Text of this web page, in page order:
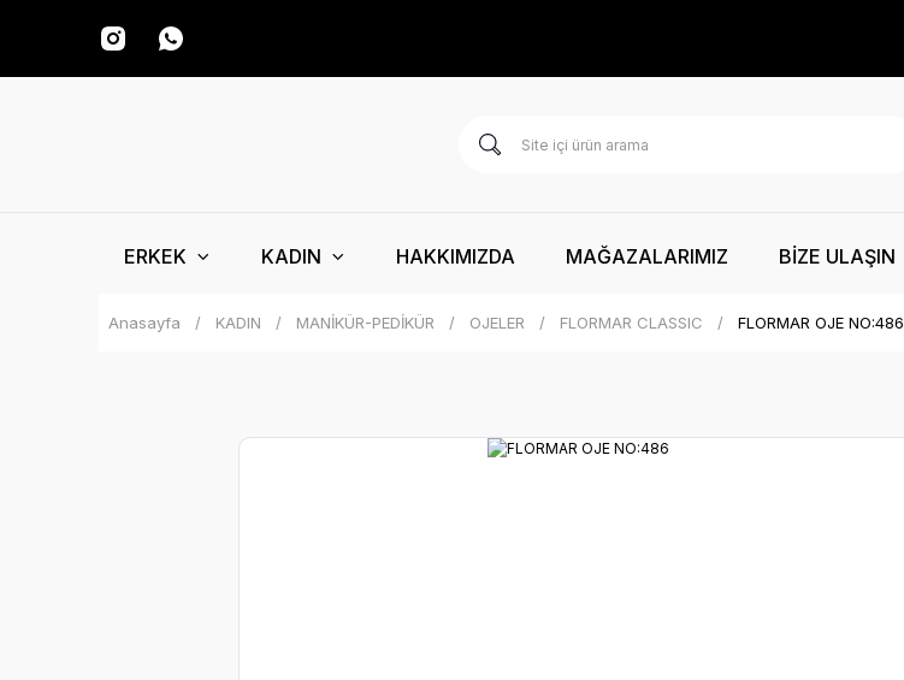
ERKEK KADIN HAKKIMIZDA MAĞAZALARIMIZ BİZE ULAŞIN
Anasayfa KADIN MANİKÜR-PEDİKÜR OJELER FLORMAR CLASSIC FLORMAR OJE NO:486